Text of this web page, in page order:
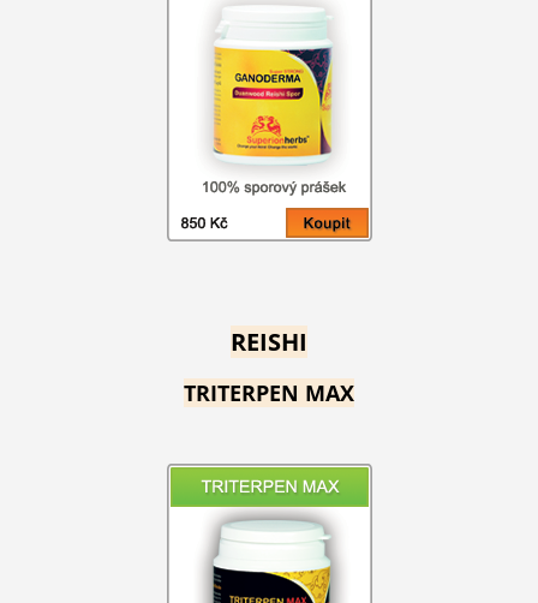
REISHI
TRITERPEN MAX